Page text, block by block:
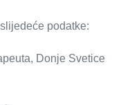
podatke:
Donje Svetice